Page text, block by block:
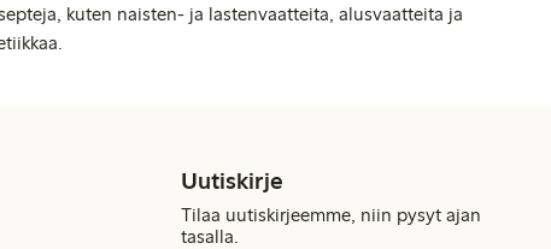
kuten naisten- ja lastenvaatteita, alusvaatteita ja
Uutiskirje
Tilaa uutiskirjeemme, niin pysyt ajan
tasalla.